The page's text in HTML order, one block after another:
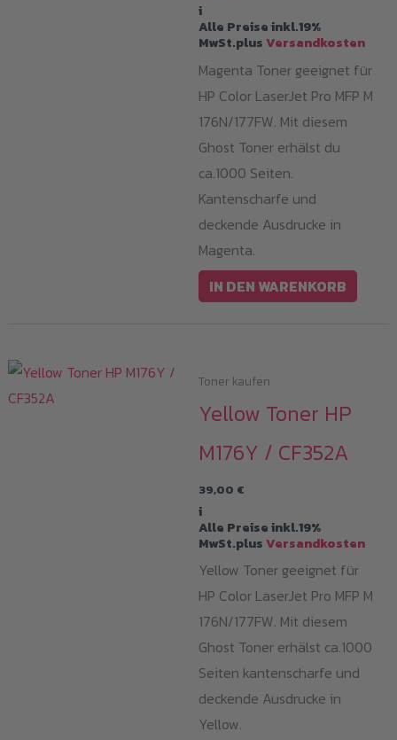
i
Alle Preise inkl.19%
MwSt.plusVersandkosten
Magenta Toner geeignet für
HP Color LaserJet Pro MFP M
176N/177FW. Mit diesem
Ghost Toner erhälst du
ca.1000 Seiten.
Kantenscharfe und
deckende Ausdrucke in
Magenta.
IN DEN WARENKORB
Toner kaufen
Yellow Toner HP
M176Y / CF352A
39,00 €
i
Alle Preise inkl.19%
MwSt.plusVersandkosten
Yellow Toner geeignet für
HP Color LaserJet Pro MFP M
176N/177FW. Mit diesem
Ghost Toner erhälst ca.1000
Seiten kantenscharfe und
deckende Ausdrucke in
Yellow.